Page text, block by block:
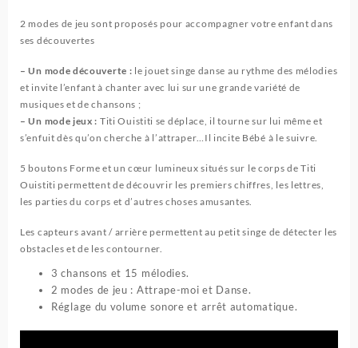
2 modes de jeu sont proposés pour accompagner votre enfant dans
ses découvertes
– Un mode découverte : le jouet singe danse au rythme des mélodies
et invite l’enfant à chanter avec lui sur une grande variété de
musiques et de chansons ;
– Un mode jeux : Titi Ouistiti se déplace, il tourne sur lui même et
s’enfuit dès qu’on cherche à l’attraper…Il incite Bébé à le suivre.
5 boutons Forme et un cœur lumineux situés sur le corps de Titi
Ouistiti permettent de découvrir les premiers chiffres, les lettres,
les parties du corps et d’autres choses amusantes.
Les capteurs avant / arrière permettent au petit singe de détecter les
obstacles et de les contourner.
3 chansons et 15 mélodies.
2 modes de jeu : Attrape-moi et Danse.
Réglage du volume sonore et arrêt automatique.